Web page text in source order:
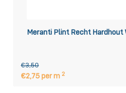
Meranti Plint Recht Hardhout
€3,50
€2,75 per m 2